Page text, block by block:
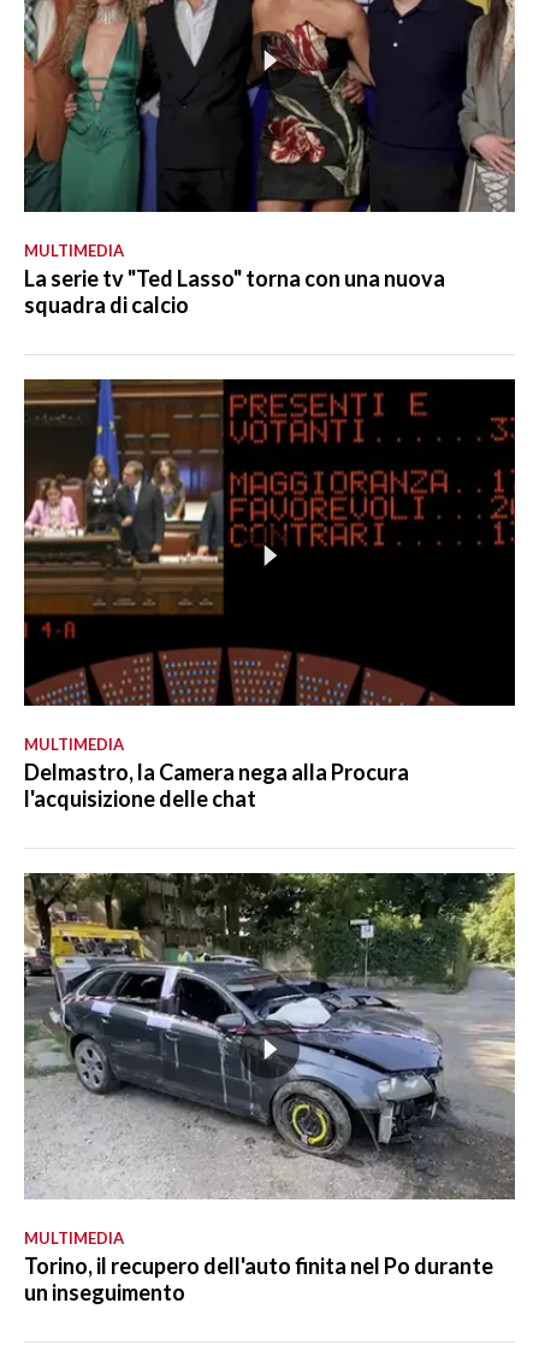
MULTIMEDIA
La serie tv "Ted Lasso" torna con una nuova
squadra di calcio
MULTIMEDIA
Delmastro, la Camera nega alla Procura
l'acquisizione delle chat
MULTIMEDIA
Torino, il recupero dell'auto finita nel Po durante
un inseguimento